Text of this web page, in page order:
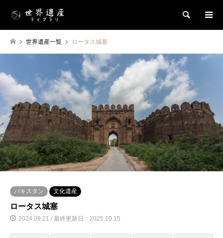
検索
世界遺産一覧 ロータス城塞
パキスタン 文化遺産
ロータス城塞
2024.09.21 / 最終更新日：2025.10.15